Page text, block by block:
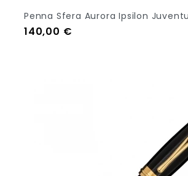
Penna Sfera Aurora Ipsilon
Prezzo
140,00 €